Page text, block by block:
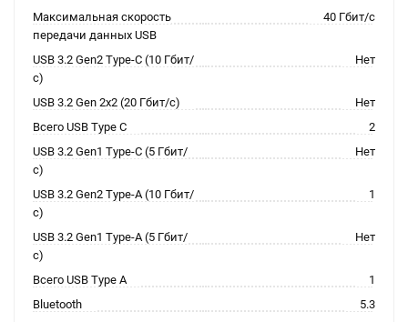
Максимальная скорость
передачи данных USB
40 Гбит/с
USB 3.2 Gen2 Type-C (10 Гбит/
с)
Нет
USB 3.2 Gen 2x2 (20 Гбит/с)
Нет
Всего USB Type C
2
USB 3.2 Gen1 Type-C (5 Гбит/
с)
Нет
USB 3.2 Gen2 Type-A (10 Гбит/
с)
1
USB 3.2 Gen1 Type-A (5 Гбит/
с)
Нет
Всего USB Type A
1
Bluetooth
5.3